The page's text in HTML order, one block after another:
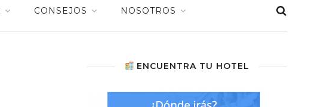
CONSEJOS NOSOTROS
ENCUENTRA TU HOTEL